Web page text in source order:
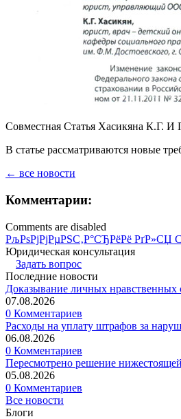
Совместная Статья Хасикяна К.Г. И
В статье рассматриваются новые
← все новости
Комментарии:
Comments are disabled
РљРѕРјРјРµРЅС‚Р°СЂРёРё РґР»СЏ
Юридическая консультация
Задать вопрос
Последние новости
Доказывание личных нравственных
07.08.2026
0 Комментариев
Расходы на уплату штрафов за
06.08.2026
0 Комментариев
Пересмотрено решение
05.08.2026
0 Комментариев
Все новости
Блоги